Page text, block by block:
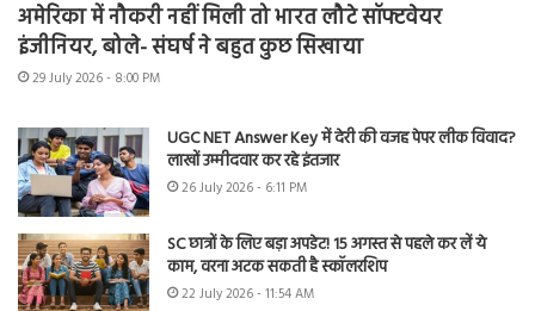
अमेरिका में नौकरी नहीं मिली तो भारत लौटे सॉफ्टवेयर
इंजीनियर, बोले- संघर्ष ने बहुत कुछ सिखाया
29 July 2026 - 8:00 PM
UGC NET Answer Key में देरी की वजह पेपर लीक विवाद?
लाखों उम्मीदवार कर रहे इंतजार
26 July 2026 - 6:11 PM
SC छात्रों के लिए बड़ा अपडेट! 15 अगस्त से पहले कर लें ये
काम, वरना अटक सकती है स्कॉलरशिप
22 July 2026 - 11:54 AM